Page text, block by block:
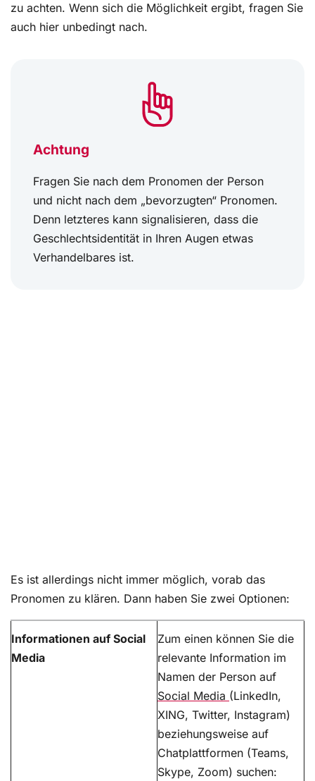
zu achten. Wenn sich die Möglichkeit ergibt, fragen Sie
auch hier unbedingt nach.
Achtung
Fragen Sie nach dem Pronomen der Person
und nicht nach dem „bevorzugten“ Pronomen.
Denn letzteres kann signalisieren, dass die
Geschlechtsidentität in Ihren Augen etwas
Verhandelbares ist.
Es ist allerdings nicht immer möglich, vorab das
Pronomen zu klären. Dann haben Sie zwei Optionen:
Informationen auf Social
Media
Zum einen können Sie die
relevante Information im
Namen der Person auf
Social Media (LinkedIn,
XING, Twitter, Instagram)
beziehungsweise auf
Chatplattformen (Teams,
Skype, Zoom) suchen: